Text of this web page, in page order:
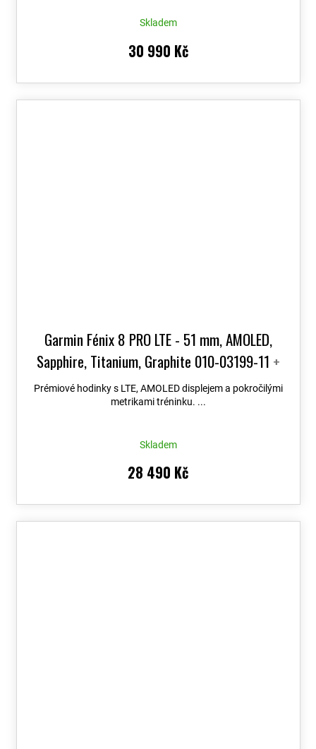
Skladem
30 990 Kč
Garmin Fénix 8 PRO LTE - 51 mm, AMOLED,
Sapphire, Titanium, Graphite 010-03199-11 +
možnost výměny do 90 dní + Topo Czech PRO
Voucher
Prémiové hodinky s LTE, AMOLED displejem a pokročilými
metrikami tréninku. ...
Skladem
28 490 Kč